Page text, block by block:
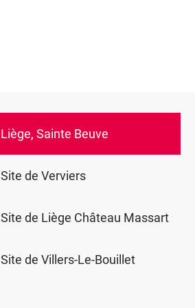
Liège, Sainte Beuve
Site de Verviers
Site de Liège Château Massart
Site de Villers-Le-Bouillet